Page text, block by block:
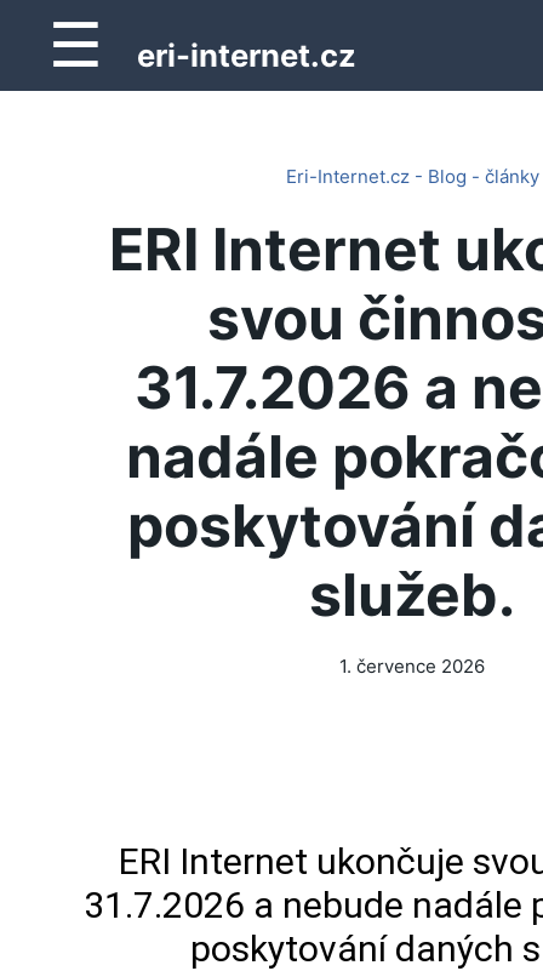
☰ eri-internet.cz
Eri-Internet.cz - Blog - články
ERI Internet
svou
31.7.2026 a
nadále
poskytování
služeb.
1. července 2026
ERI Internet ukončuje
31.7.2026 a nebude nadále
poskytování daných